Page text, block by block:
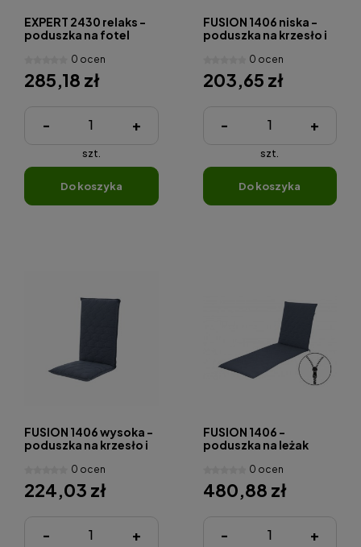
EXPERT 2430 relaks -
poduszka na fotel
0 ocen
285,18 zł
- +
szt.
do koszyka
FUSION 1406 niska -
poduszka na krzesło i
0 ocen
203,65 zł
- +
szt.
do koszyka
FUSION 1406 wysoka -
poduszka na krzesło i
0 ocen
224,03 zł
- +
FUSION 1406 -
poduszka na leżak
0 ocen
480,88 zł
- +